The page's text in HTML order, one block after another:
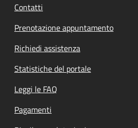
Contatti
Prenotazione appuntamento
Richiedi assistenza
Statistiche del portale
Leggi le FAQ
Pagamenti